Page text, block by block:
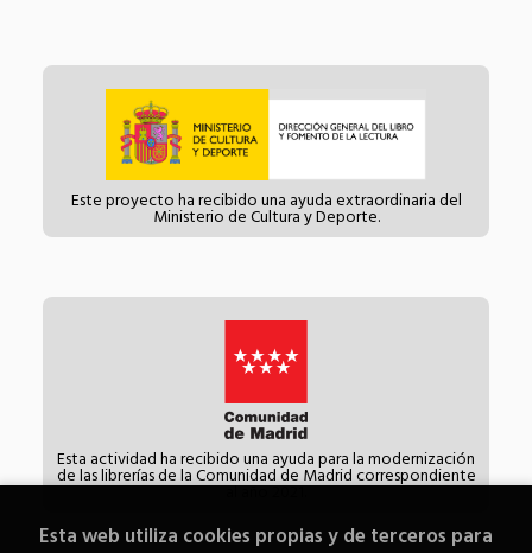
Este proyecto ha recibido una ayuda extraordinaria del
Ministerio de Cultura y Deporte.
Esta actividad ha recibido una ayuda para la modernización
de las librerías de la Comunidad de Madrid correspondiente
al año 2021.
Esta web utiliza cookies propias y de terceros para